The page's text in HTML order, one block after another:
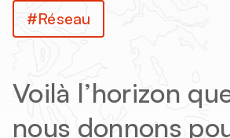
Réseau
Voilà l’horizon
nous donnons